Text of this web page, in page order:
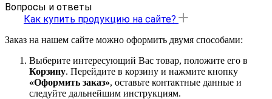
Вопросы и ответы
Как купить продукцию на сайте?
Заказ на нашем сайте можно оформить двумя способами:
Выберите интересующий Вас товар, положите его в
Корзину. Перейдите в корзину и нажмите кнопку
«Оформить заказ», оставьте контактные данные и
следуйте дальнейшим инструкциям.